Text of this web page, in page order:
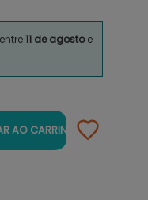
entre11 de agostoe
AO CARRINHO